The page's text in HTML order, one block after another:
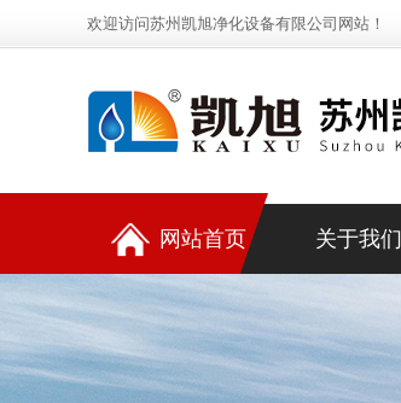
欢迎访问苏州凯旭净化设备有限公司网站！
网站首页 关于我们